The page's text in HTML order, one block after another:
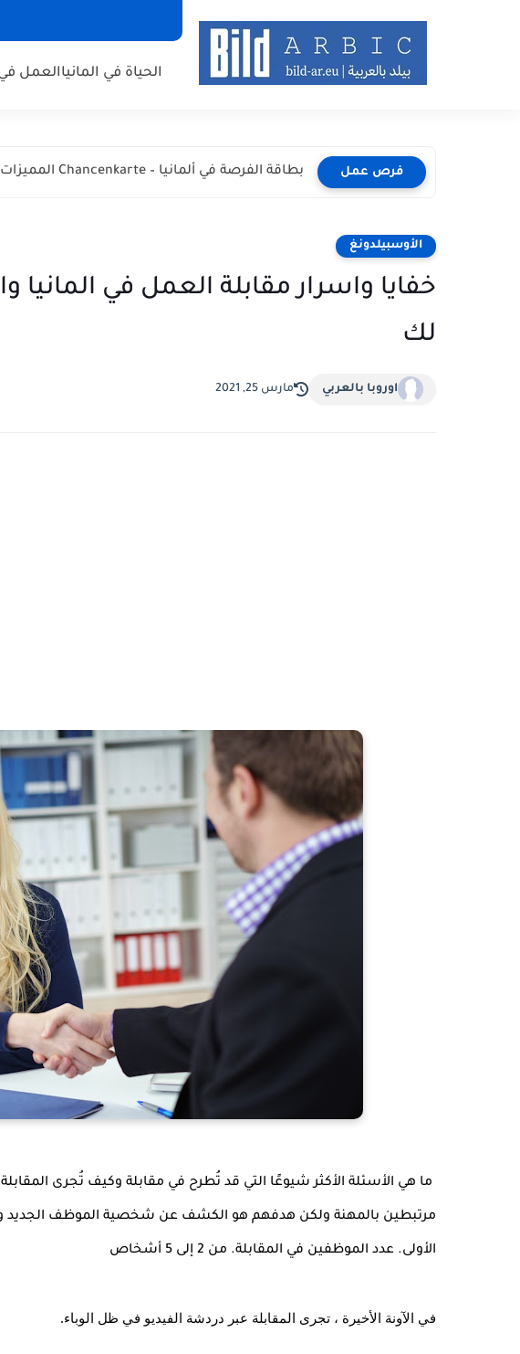
الحياة في المانياالعمل في
فرص عمل بطاقة الفرصة في ألمانيا – Chancenkarte المميزات والشروط وطريقة...
الأوسبيلدونغ
خفايا واسرار مقابلة العمل في المانيا
لك
اوروبا بالعربي مارس 25, 2021
الأولى. عدد الموظفين في المقابلة. من 2 إلى 5 أشخاص
في الآونة الأخيرة ، تجرى المقابلة عبر دردشة الفيديو في ظل الوباء.